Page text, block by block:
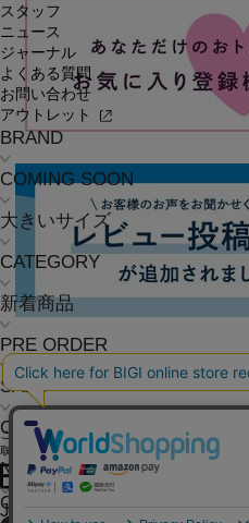
スタッフ
ニュース
ジャーナル
よくある質問
お問い合わせ
アウトレット
BRAND
COMING SOON
大きいサイズ
CATEGORY
新着商品
PRE ORDER
SALE
COORDINATE
NEWS
JOURNAL
ご利用ガイド よくある質問 お問い合わせ 会社概要
取引法に基づく表記
OFFICIAL SNS